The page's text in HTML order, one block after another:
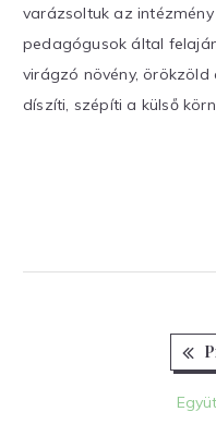
varázsoltuk az
pedagógusok által
virágzó növény, örökzöld
díszíti, szépíti a külső